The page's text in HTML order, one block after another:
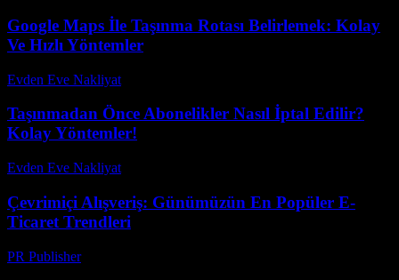
Google Maps İle Taşınma Rotası Belirlemek: Kolay
Ve Hızlı Yöntemler
Evden Eve Nakliyat
Taşınmadan Önce Abonelikler Nasıl İptal Edilir?
Kolay Yöntemler!
Evden Eve Nakliyat
Çevrimiçi Alışveriş: Günümüzün En Popüler E-
Ticaret Trendleri
PR Publisher-